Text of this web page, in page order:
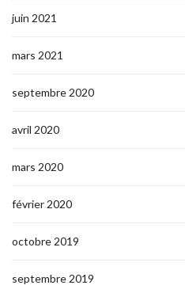
juin 2021
mars 2021
septembre 2020
avril 2020
mars 2020
février 2020
octobre 2019
septembre 2019